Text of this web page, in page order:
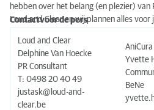
hebben over het belang (en plezier) van
Loud and Clear en wij plannen alles voor
Contact voor de pers
Loud and Clear
Delphine Van Hoecke
PR Consultant
T: 0498 20 40 49
justask@loud-and-
clear.be
AniCura
Yvette
BeNe